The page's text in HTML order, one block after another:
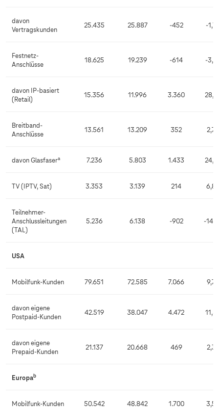
davon
Vertragskunden
25.435 25.887 -452 -1,7
Festnetz-
Anschlüsse
18.625 19.239 -614 -3,2
davon IP-basiert
(Retail)
15.356 11.996 3.360 28,0
Breitband-
Anschlüsse
13.561 13.209 352 2,7
davon Glasfasera 7.236 5.803 1.433 24,7
TV (IPTV, Sat) 3.353 3.139 214 6,8
Teilnehmer-
Anschlussleitungen
(TAL)
5.236 6.138 -902 -14,7
USA
Mobilfunk-Kunden 79.651 72.585 7.066 9,7
davon eigene
Postpaid-Kunden
42.519 38.047 4.472 11,8
davon eigene
Prepaid-Kunden
21.137 20.668 469 2,3
Europab
Mobilfunk-Kunden 50.542 48.842 1.700 3,5